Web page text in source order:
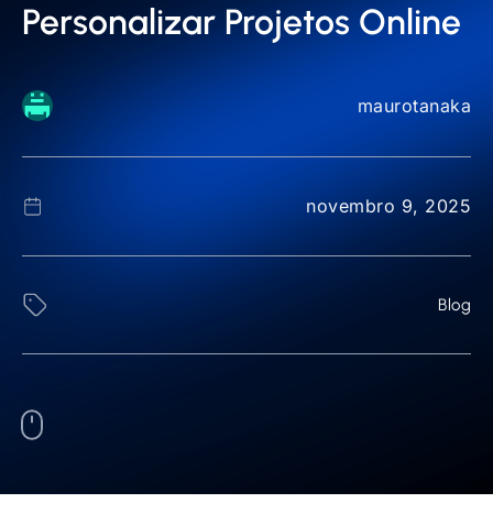
Personalizar Projetos Online
maurotanaka
novembro 9, 2025
Blog